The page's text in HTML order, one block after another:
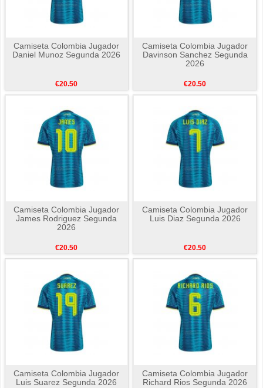
Camiseta Colombia Jugador
Daniel Munoz Segunda 2026
€20.50
Camiseta Colombia Jugador
Davinson Sanchez Segunda
2026
€20.50
Camiseta Colombia Jugador
James Rodriguez Segunda
2026
€20.50
Camiseta Colombia Jugador
Luis Diaz Segunda 2026
€20.50
Camiseta Colombia Jugador
Luis Suarez Segunda 2026
Camiseta Colombia Jugador
Richard Rios Segunda 2026